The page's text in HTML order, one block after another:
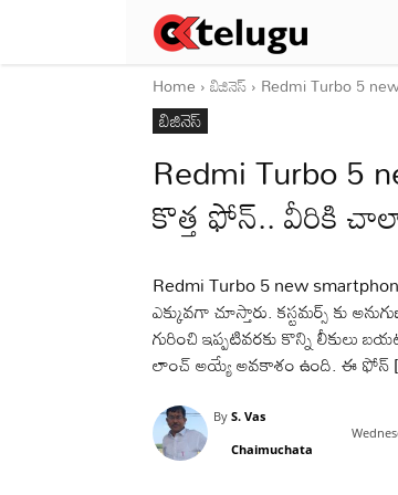
Home బిజినెస్ Redmi Turbo 5
బిజినెస్
Redmi Turbo 5
కొత్త ఫోన్.. వీరికి
Redmi Turbo 5 new
ఎక్కువగా చూస్తారు. కస్టమర్స్ కు
గురించి ఇప్పటివరకు కొన్ని
లాంచ్ అయ్యే అవకాశం ఉంది. ఈ
By S. Vas
Chaimuchata